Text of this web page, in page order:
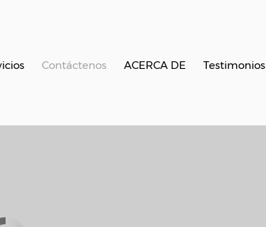
Contáctenos ACERCA DE Testimonios